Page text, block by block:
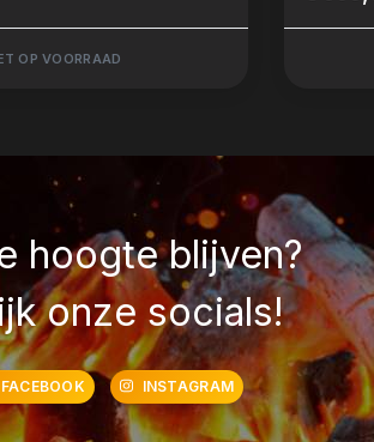
OP VOORRAAD
hoogte blijven?
onze socials!
FACEBOOK INSTAGRAM